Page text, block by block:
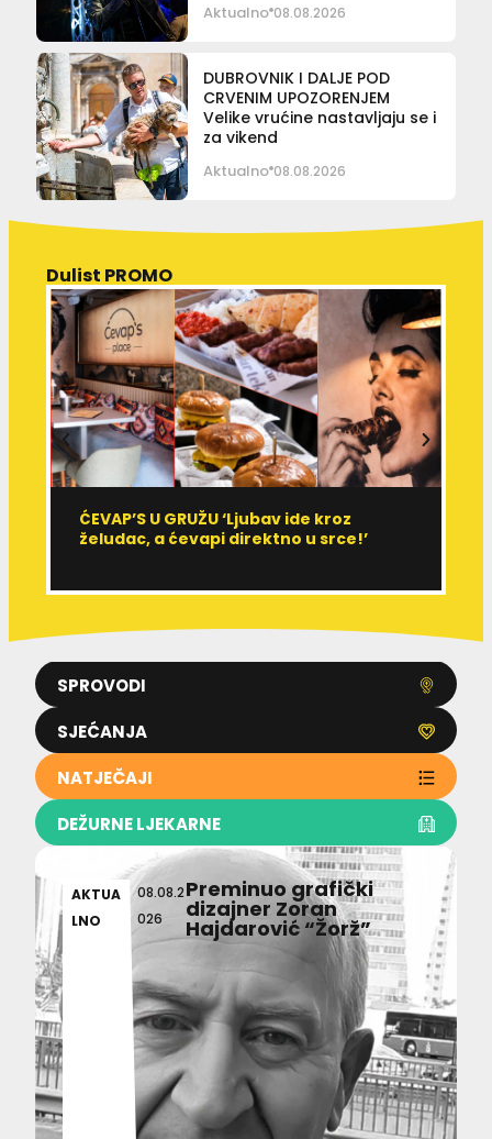
Aktualno 08.08.2026
DUBROVNIK I DALJE POD
CRVENIM UPOZORENJEM
Velike vrućine nastavljaju se i
za vikend
Aktualno 08.08.2026
SPROVODI
SJEĆANJA
NATJEČAJI
DEŽURNE LJEKARNE
Dulist PROMO
ĆEVAP’S U GRUŽU ‘Ljubav ide kroz
želudac, a ćevapi direktno u srce!’
AKTUA
LNO
08.08.2
026
Preminuo grafički
dizajner Zoran
Hajdarović “Žorž”